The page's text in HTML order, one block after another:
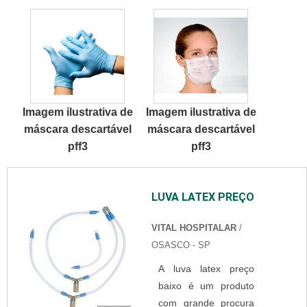
cotação na empresa
mais conceituada do
mercado e
descobrindo a líder
da área de
atuação.UM POUCO
MAIS SOBRE
MÁSCARA
DESCARTÁVEL
busca por máscara
elástico em uma
empresa que preza
pela segurança,
descobre o site da
Best Fabril. Empresa
Imagem ilustrativa de
máscara descartável
pff3
Imagem ilustrativa de
máscara descartável
pff3
LUVA LATEX PREÇO
VITAL HOSPITALAR /
OSASCO - SP
A luva latex preço
baixo é um produto
com grande procura